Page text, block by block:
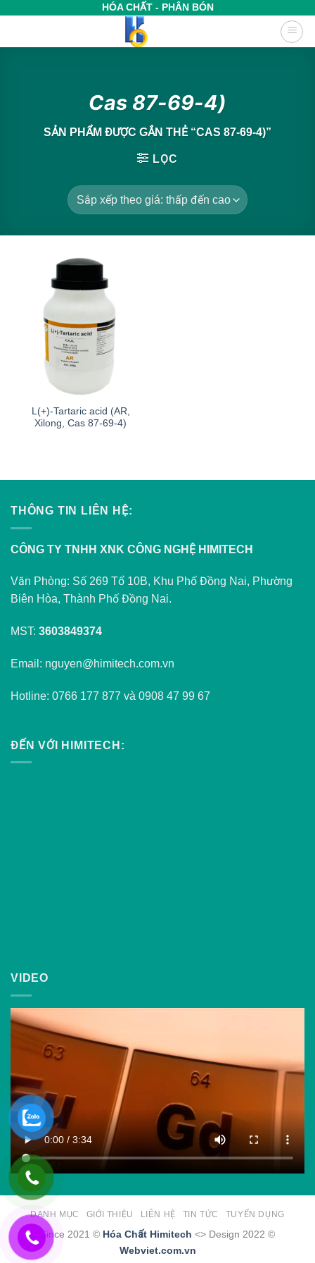
HÓA CHẤT - PHÂN BÓN
Cas 87-69-4)
SẢN PHẨM ĐƯỢC GẮN THẺ “CAS 87-69-4)”
LỌC
L(+)-Tartaric acid (AR,
Xilong, Cas 87-69-4)
THÔNG TIN LIÊN HỆ:
CÔNG TY TNHH XNK CÔNG NGHỆ HIMITECH
Văn Phòng: Số 269 Tổ 10B, Khu Phố Đồng Nai, Phường
Biên Hòa, Thành Phố Đồng Nai.
MST: 3603849374
Email: nguyen@himitech.com.vn
Hotline: 0766 177 877 và 0908 47 99 67
ĐẾN VỚI HIMITECH:
VIDEO
DANH MỤC GIỚI THIỆU LIÊN HỆ TIN TỨC TUYỂN DỤNG
Since 2021 © Hóa Chất Himitech <> Design 2022 ©
Webviet.com.vn